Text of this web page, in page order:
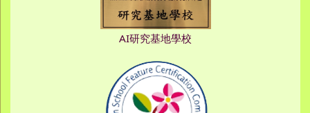
AI研究基地學校